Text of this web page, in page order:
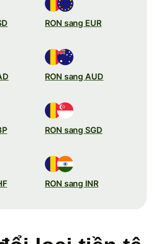
RON sang EUR
RON sang AUD
RON sang SGD
RON sang INR